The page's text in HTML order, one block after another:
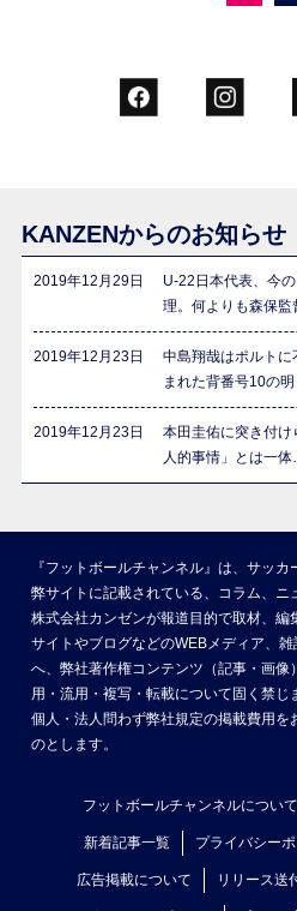
KANZENからのお知らせ
2019年12月29日
U-22日本代表、今
理。何よりも森保監
2019年12月23日
中島翔哉はポルト
まれた背番号10の
2019年12月23日
本田圭佑に突き付
人的事情」とは一
『フットボールチャンネル』は、サッカ
弊サイトに記載されている、コラム、ニ
株式会社カンゼンが報道目的で取材、編
サイトやブログなどのWEBメディア、
へ、弊社著作権コンテンツ（記事・画像
用・流用・複写・転載について固く禁じ
個人・法人問わず弊社規定の掲載費用を
のとします。
フットボールチャンネルについて
新着記事一覧 プライバシー
広告掲載について リリース送